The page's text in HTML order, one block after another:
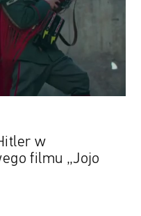
w
filmu „Jojo